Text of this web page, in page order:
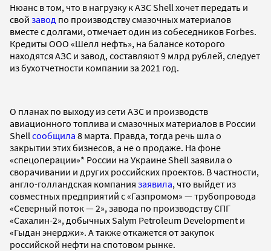
Нюанс в том, что в нагрузку к АЗС Shell хочет передать и
свой завод по производству смазочных материалов
вместе с долгами, отмечает один из собеседников Forbes.
Кредиты ООО «Шелл нефть», на балансе которого
находятся АЗС и завод, составляют 9 млрд рублей, следует
из бухотчетности компании за 2021 год.
О планах по выходу из сети АЗС и производств
авиационного топлива и смазочных материалов в России
Shell сообщила 8 марта. Правда, тогда речь шла о
закрытии этих бизнесов, а не о продаже. На фоне
«спецоперации»* России на Украине Shell заявила о
сворачивании и других российских проектов. В частности,
англо-голландская компания заявила, что выйдет из
совместных предприятий с «Газпромом» — трубопровода
«Северный поток — 2», завода по производству СПГ
«Сахалин-2», добычных Salym Petroleum Development и
«Гыдан энерджи». А также откажется от закупок
российской нефти на спотовом рынке.